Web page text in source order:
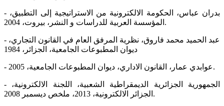
- بدران عباس، الحكومة الالكترونية من الاستراتيجية إلى التطبيق،
المؤسسة العربية للدراسات و النشر، بيروت، 2004.
- عبد الحميد محمد فاروق، نظرية المرفق العام في القانون التجاري،
ديوان المطبوعات الجامعية، الجزائر، 1984
- عوابدي عمار، القانون الاداري، ديوان المطبوعات الجامعية، 2005.
- الجمهورية الجزائرية الديمقراطية الشعبية، اللجنة الالكترونية،
الجزائر الالكترونية، 2013، ملخص ديسمبر 2008.